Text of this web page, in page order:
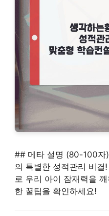
## 메타 설명 (80-100자
의 특별한 성적관리 비결
로 우리 아이 잠재력을
한 꿀팁을 확인하세요!